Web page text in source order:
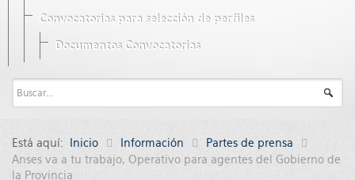
Convocatorias para selección de perfiles
Documentos Convocatorias
Está aquí: Inicio Información
Partes de prensa
Anses va a tu trabajo, Operativo para agentes del Gobierno de
la Provincia